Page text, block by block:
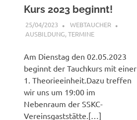
Kurs 2023 beginnt!
25/04/2023
WEBTAUCHER
AUSBILDUNG,TERMINE
Am Dienstag den 02.05.2023
beginnt der Tauchkurs mit einer
1. Theorieeinheit.Dazu treffen
wir uns um 19:00 im
Nebenraum der SSKC-
Vereinsgaststätte.[…]